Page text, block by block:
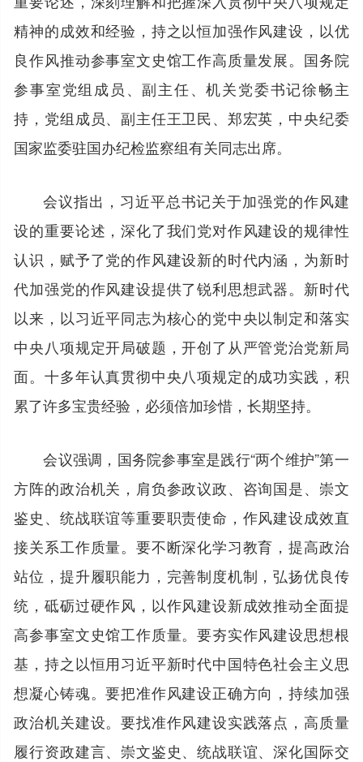
精神的成效和经验，持之以恒加强作风建设，以优
良作风推动参事室文史馆工作高质量发展。国务院
参事室党组成员、副主任、机关党委书记徐畅主
持，党组成员、副主任王卫民、郑宏英，中央纪委
国家监委驻国办纪检监察组有关同志出席。
会议指出，习近平总书记关于加强党的作风建
设的重要论述，深化了我们党对作风建设的规律性
认识，赋予了党的作风建设新的时代内涵，为新时
代加强党的作风建设提供了锐利思想武器。新时代
以来，以习近平同志为核心的党中央以制定和落实
中央八项规定开局破题，开创了从严管党治党新局
面。十多年认真贯彻中央八项规定的成功实践，积
累了许多宝贵经验，必须倍加珍惜，长期坚持。
会议强调，国务院参事室是践行“两个维护”第一
方阵的政治机关，肩负参政议政、咨询国是、崇文
鉴史、统战联谊等重要职责使命，作风建设成效直
接关系工作质量。要不断深化学习教育，提高政治
站位，提升履职能力，完善制度机制，弘扬优良传
统，砥砺过硬作风，以作风建设新成效推动全面提
高参事室文史馆工作质量。要夯实作风建设思想根
基，持之以恒用习近平新时代中国特色社会主义思
想凝心铸魂。要把准作风建设正确方向，持续加强
政治机关建设。要找准作风建设实践落点，高质量
履行资政建言、崇文鉴史、统战联谊、深化国际交